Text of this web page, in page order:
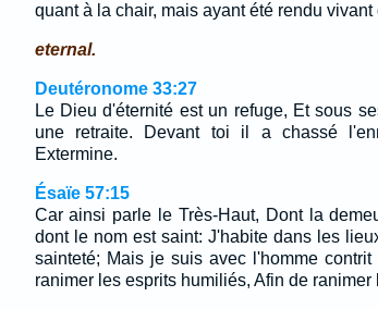
quant à la chair, mais ayant été rendu vivant
eternal.
Deutéronome 33:27
Le Dieu d'éternité est un refuge, Et sous
une retraite. Devant toi il a chassé
Extermine.
Ésaïe 57:15
Car ainsi parle le Très-Haut, Dont la
dont le nom est saint: J'habite dans les
sainteté; Mais je suis avec l'homme
ranimer les esprits humiliés, Afin de ranimer